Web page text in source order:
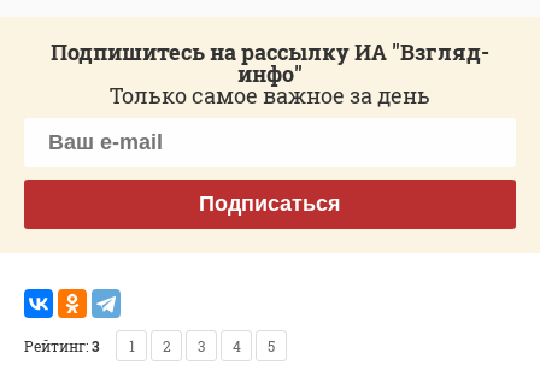
Подпишитесь на рассылку ИА "Взгляд-
инфо"
Только самое важное за день
Подписаться
Рейтинг:3 1 2 3 4 5